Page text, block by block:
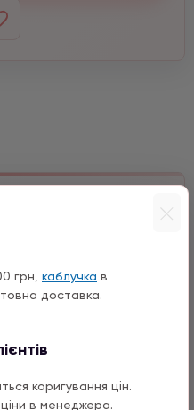
грн, каблучка в
доставка.
коригування цін.
в менеджера.